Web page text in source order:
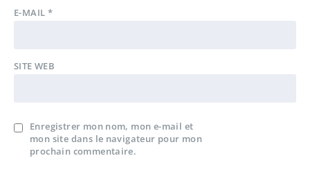
E-MAIL *
SITE WEB
Enregistrer mon nom, mon e-mail et
mon site dans le navigateur pour mon
prochain commentaire.